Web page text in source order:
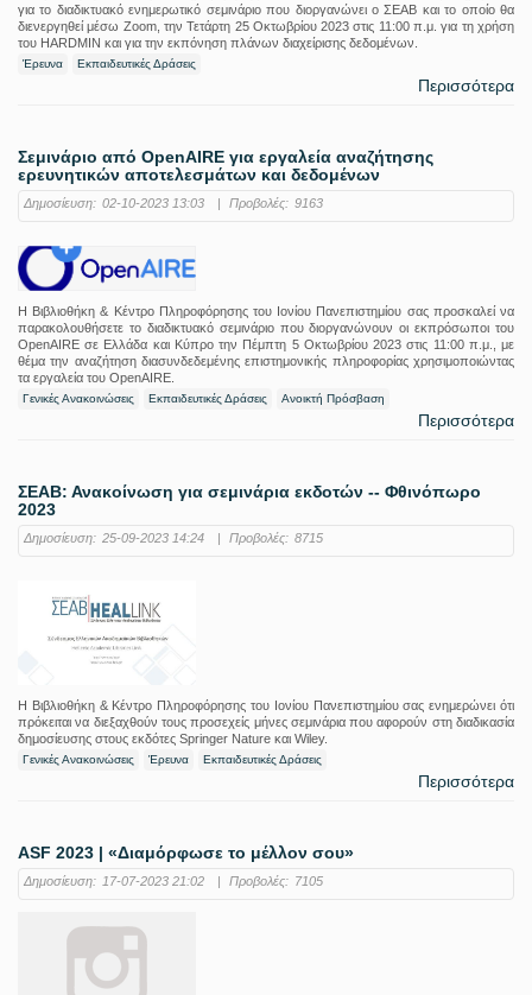
για το διαδικτυακό ενημερωτικό σεμινάριο που διοργανώνει ο ΣΕΑΒ και το οποίο θα
διενεργηθεί μέσω Zoom, την Τετάρτη 25 Οκτωβρίου 2023 στις 11:00 π.μ. για τη χρήση
του HARDMIN και για την εκπόνηση πλάνων διαχείρισης δεδομένων.
Έρευνα Εκπαιδευτικές Δράσεις
Περισσότερα
Σεμινάριο από OpenAIRE για εργαλεία αναζήτησης
ερευνητικών αποτελεσμάτων και δεδομένων
Δημοσίευση: 02-10-2023 13:03 | Προβολές: 9163
Η Βιβλιοθήκη & Κέντρο Πληροφόρησης του Ιονίου Πανεπιστημίου σας προσκαλεί να
παρακολουθήσετε το διαδικτυακό σεμινάριο που διοργανώνουν οι εκπρόσωποι του
OpenAIRE σε Ελλάδα και Κύπρο την Πέμπτη 5 Οκτωβρίου 2023 στις 11:00 π.μ., με
θέμα την αναζήτηση διασυνδεδεμένης επιστημονικής πληροφορίας χρησιμοποιώντας
τα εργαλεία του OpenAIRE.
Γενικές Ανακοινώσεις Εκπαιδευτικές Δράσεις Ανοικτή Πρόσβαση
Περισσότερα
ΣΕΑΒ: Ανακοίνωση για σεμινάρια εκδοτών -- Φθινόπωρο
2023
Δημοσίευση: 25-09-2023 14:24 | Προβολές: 8715
Η Βιβλιοθήκη & Κέντρο Πληροφόρησης του Ιονίου Πανεπιστημίου σας ενημερώνει ότι
πρόκειται να διεξαχθούν τους προσεχείς μήνες σεμινάρια που αφορούν στη διαδικασία
δημοσίευσης στους εκδότες Springer Nature και Wiley.
Γενικές Ανακοινώσεις Έρευνα Εκπαιδευτικές Δράσεις
Περισσότερα
ASF 2023 | «Διαμόρφωσε το μέλλον σου»
Δημοσίευση: 17-07-2023 21:02 | Προβολές: 7105